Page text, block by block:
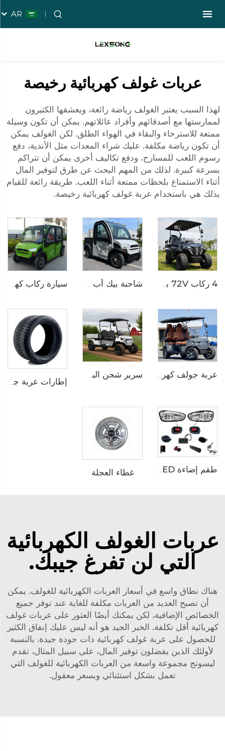
AR
عربات غولف كهربائية رخيصة
لهذا السبب يعتبر الغولف رياضة رائعة، ويعشقها الكثيرون
لممارستها مع أصدقائهم وأفراد عائلاتهم. يمكن أن تكون وسيلة
ممتعة للاسترخاء والبقاء في الهواء الطلق. لكن الغولف يمكن
أن تكون رياضة مكلفة. عليك شراء المعدات مثل الأندية، دفع
رسوم اللعب للمسارح، ودفع تكاليف أخرى يمكن أن تتراكم
بسرعة كبيرة. لذلك من المهم البحث عن طرق لتوفير المال
أثناء الاستمتاع بلحظات ممتعة أثناء اللعب. طريقة رائعة للقيام
بذلك هي باستخدام عربة غولف كهربائية رخيصة.
سيارة ركاب كهربائية صغيرة اقتصادية تتسع لـ 4 أشخاص موديل LS9040KF
عربة جولف كهربائية ببطارية ليثيوم أيون سعة 6 مقاعد عالية السرعة LS2043KSZ
سرير شحن البضائع الألومنيوم الطويل سيارة غولف كهربائية متعددة الاستخدامات LS2043HCX
إطارات عربة جولف متعددة فاخرة
غطاء العجلة
عربات الغولف الكهربائية
التي لن تفرغ جيبك.
هناك نطاق واسع في أسعار العربات الكهربائية للغولف. يمكن
أن تصبح العديد من العربات مكلفة للغاية عند توفر جميع
الخصائص الإضافية، لكن يمكنك أيضًا العثور على عربات غولف
كهربائية أقل تكلفة. الخبر الجيد هو أنه ليس عليك إنفاق الكثير
للحصول على عربة غولف كهربائية ذات جودة جيدة. بالنسبة
لأولئك الذين يفضلون توفير المال، على سبيل المثال، تقدم
ليسونج مجموعة واسعة من العربات الكهربائية للغولف التي
تعمل بشكل استثنائي وبسعر معقول.